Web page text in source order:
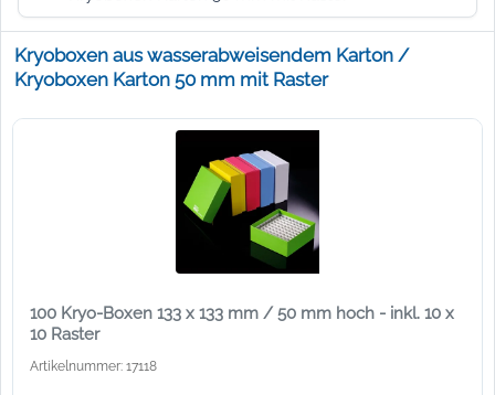
Kryoboxen aus wasserabweisendem Karton /
Kryoboxen Karton 50 mm mit Raster
100 Kryo-Boxen 133 x 133 mm / 50 mm hoch - inkl. 10 x
10 Raster
Artikelnummer: 17118